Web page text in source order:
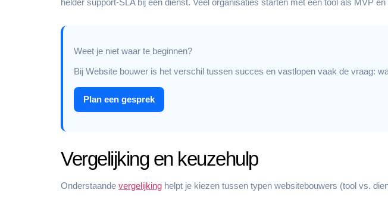
helder support-SLA bij een dienst. Veel organisaties starten met een tool als MVP
Weet je niet waar te beginnen?
Bij Website bouwer is het verschil tussen succes en vastlopen vaak de vraag:
Plan een gesprek
Vergelijking en keuzehulp
Onderstaande vergelijking helpt je kiezen tussen typen websitebouwers (tool vs.